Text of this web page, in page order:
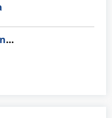
PT Indomarco Prismatama (Indomaret Group)